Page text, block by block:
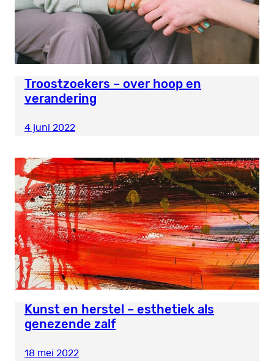
Troostzoekers – over hoop en
verandering
4 juni 2022
Kunst en herstel – esthetiek als
genezende zalf
18 mei 2022